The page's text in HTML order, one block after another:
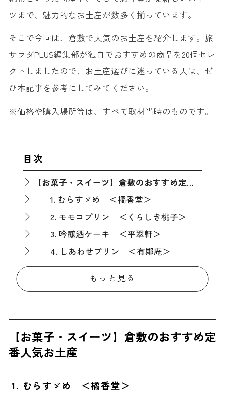
ツまで、魅力的なお土産が数多く揃っています。
そこで今回は、倉敷で人気のお土産を紹介します。旅
サラダPLUS編集部が独自でおすすめの商品を20個セレ
クトしましたので、お土産選びに迷っている人は、ぜ
ひ本記事を参考にしてみてください。
※価格や購入場所等は、すべて取材当時のものです。
目次
【お菓子・スイーツ】倉敷のおすすめ定番人気お土産
1. むらすゞめ ＜橘香堂＞
2. モモコプリン ＜くらしき桃子＞
3. 吟醸酒ケーキ ＜平翠軒＞
4. しあわせプリン ＜有鄰庵＞
5. 藤戸まんぢゅう ＜藤戸饅頭本舗＞
7. 塩ぽんず ＜倉敷鉱泉＞
8. 美観堂謹製 黄ニラしょうゆ ＜美観堂＞
【雑貨】倉敷のおすすめ定番人気お土産
9. 倉敷帆布のトートバッグ ＜倉敷帆布＞
10. 倉敷デニム雑貨 ＜Betty Smith＞
もっと見る
【お菓子・スイーツ】倉敷のおすすめ定
番人気お土産
1. むらすゞめ ＜橘香堂＞